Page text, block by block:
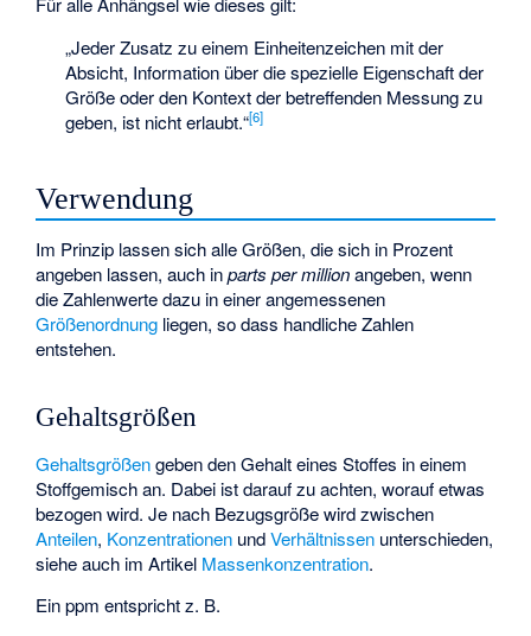
„Jeder Zusatz zu einem Einheitenzeichen mit der
Absicht, Information über die spezielle Eigenschaft der
Größe oder den Kontext der betreffenden Messung zu
geben, ist nicht erlaubt.“[6]
Verwendung
Im Prinzip lassen sich alle Größen, die sich in Prozent
angeben lassen, auch inparts per millionangeben, wenn
die Zahlenwerte dazu in einer angemessenen
Größenordnung liegen, so dass handliche Zahlen
entstehen.
Gehaltsgrößen
Gehaltsgrößengeben den Gehalt eines Stoffes in einem
Stoffgemisch an. Dabei ist darauf zu achten, worauf etwas
bezogen wird. Je nach Bezugsgröße wird zwischen
Anteilen, Konzentrationen undVerhältnissen unterschieden,
siehe auch im Artikel Massenkonzentration.
Ein ppm entspricht z. B.